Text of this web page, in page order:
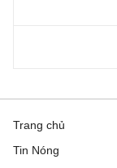
Trang chủ
Tin Nóng